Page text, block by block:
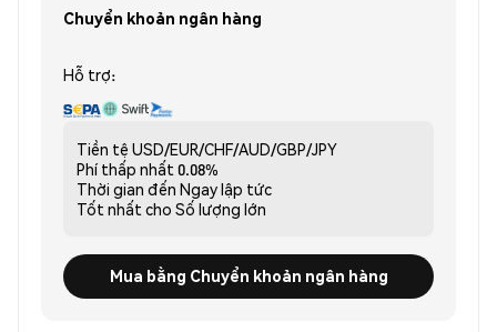
Chuyển khoản ngân hàng
Hỗ trợ:
Tiền tệ USD/EUR/CHF/AUD/GBP/JPY
Phí thấp nhất 0.08%
Thời gian đến Ngay lập tức
Tốt nhất cho Số lượng lớn
Mua bằng Chuyển khoản ngân hàng